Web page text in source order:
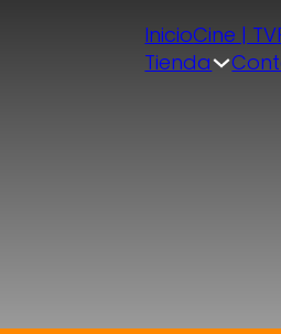
InicioCine | TV
Tienda